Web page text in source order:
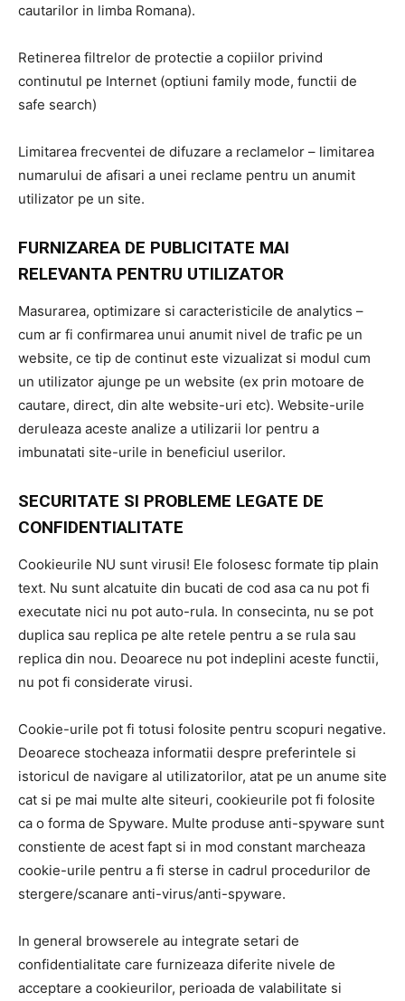
cautarilor in limba Romana).
Retinerea filtrelor de protectie a copiilor privind
continutul pe Internet (optiuni family mode, functii de
safe search)
Limitarea frecventei de difuzare a reclamelor – limitarea
numarului de afisari a unei reclame pentru un anumit
utilizator pe un site.
FURNIZAREA DE PUBLICITATE MAI
RELEVANTA PENTRU UTILIZATOR
Masurarea, optimizare si caracteristicile de analytics –
cum ar fi confirmarea unui anumit nivel de trafic pe un
website, ce tip de continut este vizualizat si modul cum
un utilizator ajunge pe un website (ex prin motoare de
cautare, direct, din alte website-uri etc). Website-urile
deruleaza aceste analize a utilizarii lor pentru a
imbunatati site-urile in beneficiul userilor.
SECURITATE SI PROBLEME LEGATE DE
CONFIDENTIALITATE
Cookieurile NU sunt virusi! Ele folosesc formate tip plain
text. Nu sunt alcatuite din bucati de cod asa ca nu pot fi
executate nici nu pot auto-rula. In consecinta, nu se pot
duplica sau replica pe alte retele pentru a se rula sau
replica din nou. Deoarece nu pot indeplini aceste functii,
nu pot fi considerate virusi.
Cookie-urile pot fi totusi folosite pentru scopuri negative.
Deoarece stocheaza informatii despre preferintele si
istoricul de navigare al utilizatorilor, atat pe un anume site
cat si pe mai multe alte siteuri, cookieurile pot fi folosite
ca o forma de Spyware. Multe produse anti-spyware sunt
constiente de acest fapt si in mod constant marcheaza
cookie-urile pentru a fi sterse in cadrul procedurilor de
stergere/scanare anti-virus/anti-spyware.
In general browserele au integrate setari de
confidentialitate care furnizeaza diferite nivele de
acceptare a cookieurilor, perioada de valabilitate si